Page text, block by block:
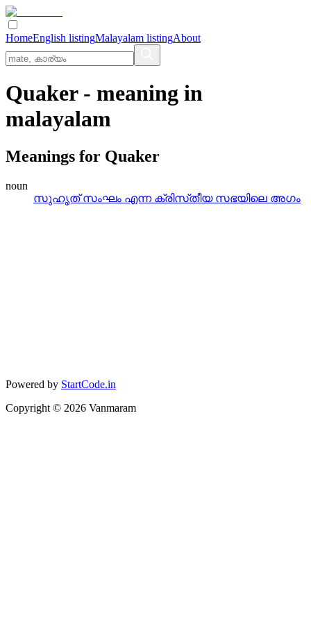
HomeEnglish listingMalayalam listingAbout
Quaker- meaning in
malayalam
Meanings for Quaker
noun
സുഹൃത്‌ സംഘം എന്ന ക്രിസ്‌തീയ സഭയിലെ അഗം
Powered by StartCode.in
Copyright © 2026 Vanmaram